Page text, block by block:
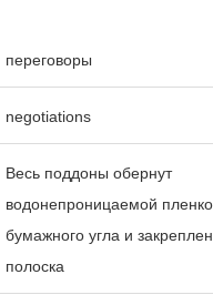
переговоры
negotiations
Весь поддоны обернут
водонепроницаемой
бумажного угла и
полоска